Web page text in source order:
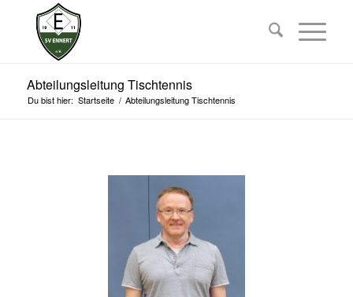
Abteilungsleitung Tischtennis
Du bist hier: Startseite / Abteilungsleitung Tischtennis